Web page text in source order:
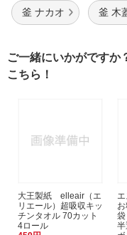
釜 ナカオ 釜 木
ご一緒にいかがですか
こちら！
大王製紙 elleair（エ
リエール）超吸収キッ
チンタオル 70カット
4ロール
半